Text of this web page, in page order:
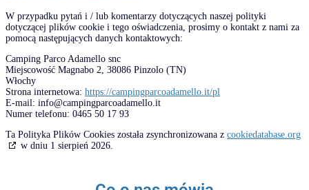
W przypadku pytań i / lub komentarzy dotyczących naszej polityki
dotyczącej plików cookie i tego oświadczenia, prosimy o kontakt z nami za
pomocą następujących danych kontaktowych:
Camping Parco Adamello snc
Miejscowość Magnabo 2, 38086 Pinzolo (TN)
Włochy
Strona internetowa: https://campingparcoadamello.it/pl
E-mail: info@campingparcoadamello.it
Numer telefonu: 0465 50 17 93
Ta Polityka Plików Cookies została zsynchronizowana z cookiedatabase.org
w dniu 1 sierpień 2026.